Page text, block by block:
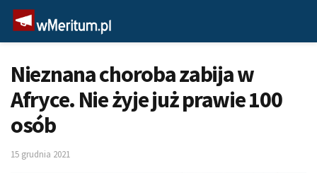
Nieznana choroba zabija w
Afryce. Nie żyje już prawie 100
osób
15 grudnia 2021